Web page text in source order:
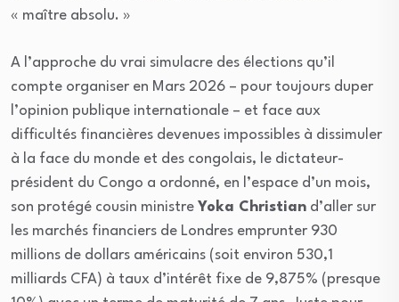
« maître absolu. »
A l’approche du vrai simulacre des élections qu’il
compte organiser en Mars 2026 – pour toujours duper
l’opinion publique internationale – et face aux
difficultés financières devenues impossibles à dissimuler
à la face du monde et des congolais, le dictateur-
président du Congo a ordonné, en l’espace d’un mois,
son protégé cousin ministre Yoka Christian d’aller sur
les marchés financiers de Londres emprunter 930
millions de dollars américains (soit environ 530,1
milliards CFA) à taux d’intérêt fixe de 9,875% (presque